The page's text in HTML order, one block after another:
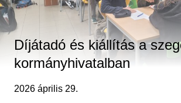
Díjátadó és kiállítás a
kormányhivatalban
2026 április 29.